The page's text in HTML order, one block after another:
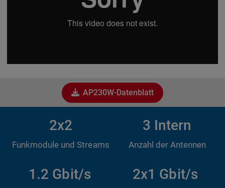
AP230W-Datenblatt
2x2
Funkmodule und Streams
3 Intern
Anzahl der Antennen
1.2 Gbit/s 2x1 Gbit/s